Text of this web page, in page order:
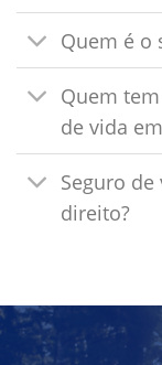
Quem é o
Quem
de vida
Seguro
direito?